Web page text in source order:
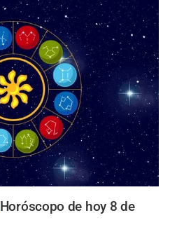
Horóscopo de hoy 8 de